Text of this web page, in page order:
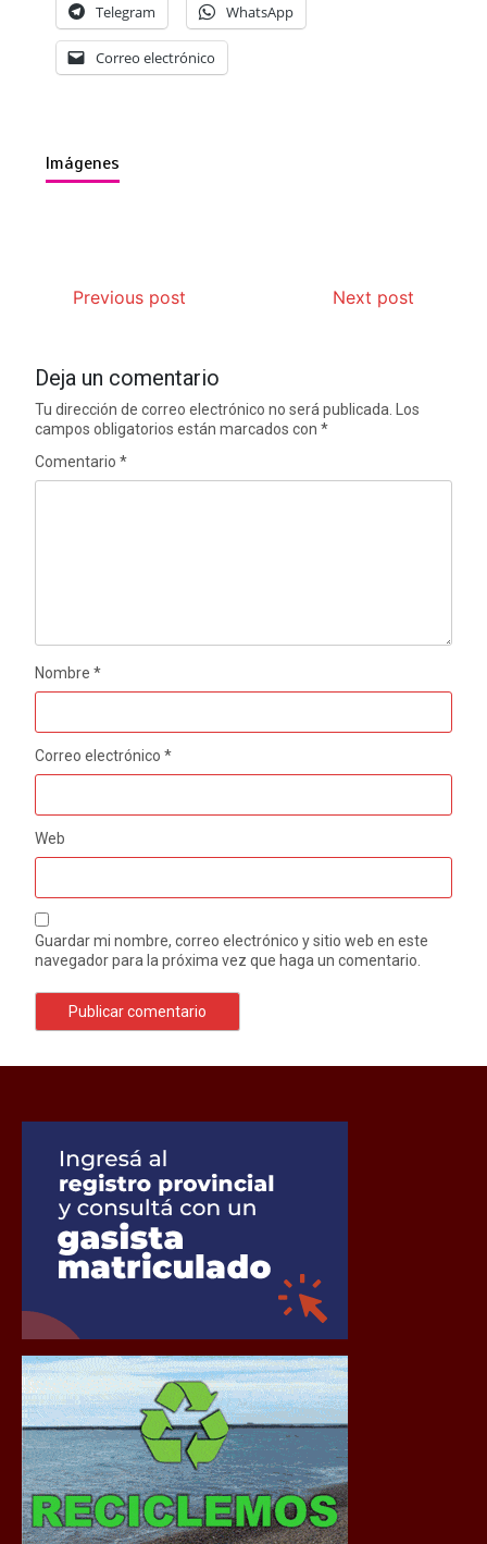
Telegram WhatsApp
Correo electrónico
Imágenes
Previous post Next post
Deja un comentario
Tu dirección de correo electrónico no será publicada.
Los
campos obligatorios están marcados con*
Comentario*
Nombre*
Correo electrónico*
Web
Guardar mi nombre, correo electrónico y sitio web en este
navegador para la próxima vez que haga un comentario.